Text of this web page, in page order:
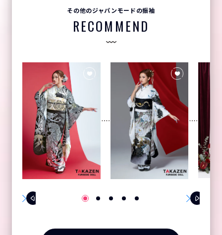
その他のジャパンモードの振袖
RECOMMEND